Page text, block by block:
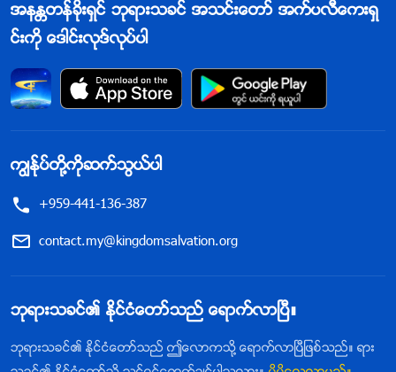
အနႏၲတန္ခိုးရွင္ ဘုရားသခင္ အသင္းေတာ္ အက္ပလီေကးရွ
င္းကို ေဒါင္းလုဒ္လုပ္ပါ
ကြၽန္ုပ္တို႔ကိုဆက္သြယ္ပါ
+959-441-136-387
contact.my@kingdomsalvation.org
ဘုရားသခင္၏ ႏိုင္ငံေတာ္သည္ ေရာက္လာၿပီ။
ဘုရားသခင္၏ ႏိုင္ငံေတာ္သည္ ဤေလာကသို႔ ေရာက္လာၿပီျဖစ္သည္။ ရား